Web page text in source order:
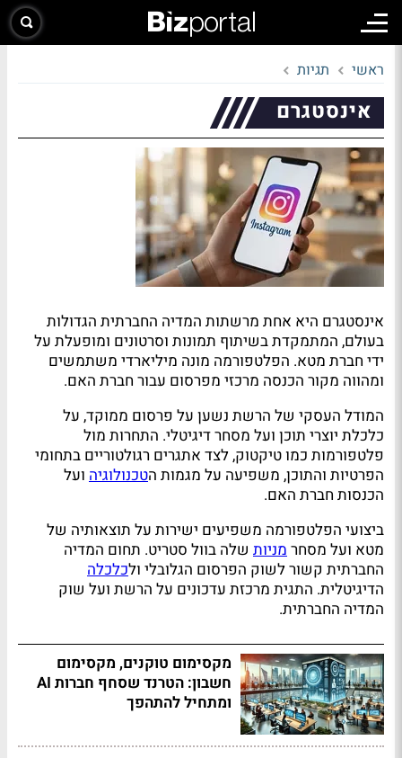
ראשי תגיות
אינסטגרם
אינסטגרם היא אחת מרשתות המדיה החברתית הגדולות
בעולם, המתמקדת בשיתוף תמונות וסרטונים ומופעלת על
ידי חברת מטא. הפלטפורמה מונה מיליארדי משתמשים
ומהווה מקור הכנסה מרכזי מפרסום עבור חברת האם.
המודל העסקי של הרשת נשען על פרסום ממוקד, על
כלכלת יוצרי תוכן ועל מסחר דיגיטלי. התחרות מול
פלטפורמות כמו טיקטוק, לצד אתגרים רגולטוריים בתחומי
הפרטיות והתוכן, משפיעה על מגמות הטכנולוגיה ועל
הכנסות חברת האם.
ביצועי הפלטפורמה משפיעים ישירות על תוצאותיה של
מטא ועל מסחרמניות שלה בוול סטריט. תחום המדיה
החברתית קשור לשוק הפרסום הגלובלי ולכלכלה
הדיגיטלית. התגית מרכזת עדכונים על הרשת ועל שוק
המדיה החברתית.
מקסימום טוקנים, מקסימום
חשבון: הטרנד שסחף חברות AI
ומתחיל להתהפך